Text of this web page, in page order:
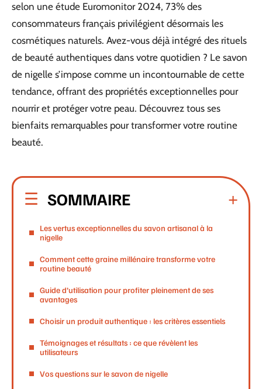
selon une étude Euromonitor 2024, 73% des
consommateurs français privilégient désormais les
cosmétiques naturels. Avez-vous déjà intégré des rituels
de beauté authentiques dans votre quotidien ? Le savon
de nigelle s’impose comme un incontournable de cette
tendance, offrant des propriétés exceptionnelles pour
nourrir et protéger votre peau. Découvrez tous ses
bienfaits remarquables pour transformer votre routine
beauté.
SOMMAIRE
Les vertus exceptionnelles du savon artisanal à la
nigelle
Comment cette graine millénaire transforme votre
routine beauté
Guide d’utilisation pour profiter pleinement de ses
avantages
Choisir un produit authentique : les critères essentiels
Témoignages et résultats : ce que révèlent les
utilisateurs
Vos questions sur le savon de nigelle